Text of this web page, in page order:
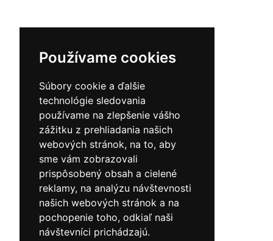
Používame cookies
Súbory cookie a ďalšie
technológie sledovania
používame na zlepšenie vášho
zážitku z prehliadania našich
webových stránok, na to, aby
sme vám zobrazovali
prispôsobený obsah a cielené
reklamy, na analýzu návštevnosti
našich webových stránok a na
pochopenie toho, odkiaľ naši
návštevníci prichádzajú.